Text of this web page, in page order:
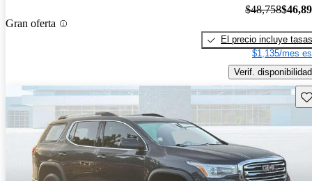
Gran oferta
$48,758
El precio incluye tasas
$1,135/mes
Verif. disponibilidad